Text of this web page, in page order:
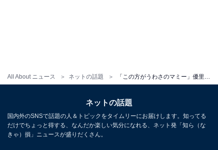
All About ニュース ネットの話題
ネットの話題
国内外のSNSで話題の人＆トピックをタイムリーにお届けします。知ってる
だけでちょっと得する、なんだか楽しい気分になれる、ネット発「知ら（な
きゃ）損」ニュースが盛りだくさん。